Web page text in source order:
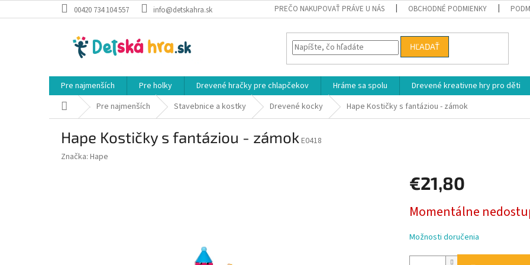
na
00420 734 104 557 info@detskahra.sk PREČO NAKUPOVAŤ PRÁVE U NÁS OBCHODNÉ PODMIENKY
HĽADAŤ
Pre najmenších Pre holky Drevené hračky pre chlapčekov Hráme sa spolu Drevené kreativne hry pro děti
DomovPre najmenších Stavebnice a kostky Drevené kocky Hape Kostičky s fantáziou - zámok
Hape Kostičky s fantáziou - zámok E0418
Značka: Hape
€21,80
cena:
Momentálne
Možnosti doručenia